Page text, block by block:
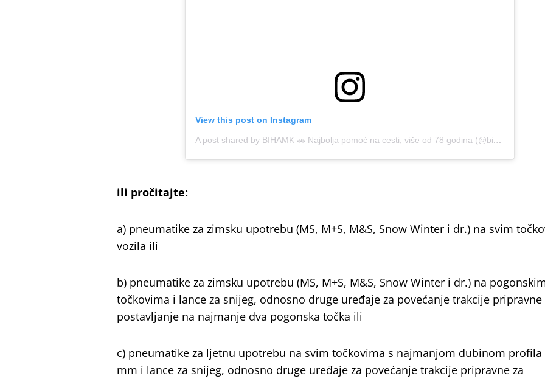
View this post on Instagram
A post shared by BIHAMK 🚗 Najbolja pomoć na cesti, više od 78 godina (@bihamk)
ili pročitajte:
a) pneumatike za zimsku upotrebu (MS, M+S, M&S, Snow Winter i dr.) na svim
vozila ili
b) pneumatike za zimsku upotrebu (MS, M+S, M&S, Snow Winter i dr.) na
točkovima i lance za snijeg, odnosno druge uređaje za povećanje trakcije pripravne
postavlјanje na najmanje dva pogonska točka ili
c) pneumatike za lјetnu upotrebu na svim točkovima s najmanjom dubinom profila
mm i lance za snijeg, odnosno druge uređaje za povećanje trakcije pripravne za